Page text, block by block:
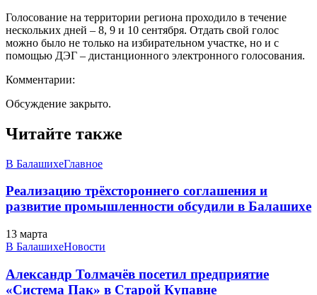
Голосование на территории региона проходило в течение
нескольких дней – 8, 9 и 10 сентября. Отдать свой голос
можно было не только на избирательном участке, но и с
помощью ДЭГ – дистанционного электронного голосования.
Комментарии:
Обсуждение закрыто.
Читайте также
В БалашихеГлавное
Реализацию трёхстороннего соглашения и
развитие промышленности обсудили в Балашихе
13 марта
В БалашихеНовости
Александр Толмачёв посетил предприятие
«Система Пак» в Старой Купавне